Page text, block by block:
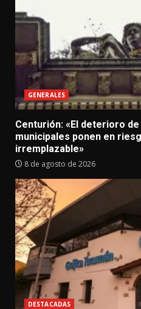
GENERALES
Centurión: «El deterioro
municipales ponen en
irremplazable»
8 de agosto de 2026
DESTACADAS